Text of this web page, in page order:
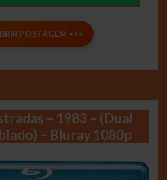
POSTAGEM <<<
– 1983 – (Dual
– Bluray 1080p